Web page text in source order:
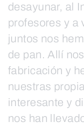
desayunar, al
profesores y a
juntos nos
de pan. Allí
fabricación y
nuestras
interesante y
nos han